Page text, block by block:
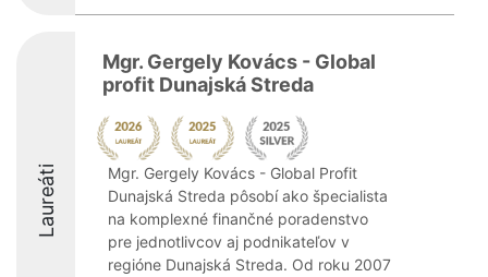
Laureáti
Mgr. Gergely Kovács - Global
profit Dunajská Streda
Mgr. Gergely Kovács - Global Profit
Dunajská Streda pôsobí ako špecialista
na komplexné finančné poradenstvo
pre jednotlivcov aj podnikateľov v
regióne Dunajská Streda. Od roku 2007